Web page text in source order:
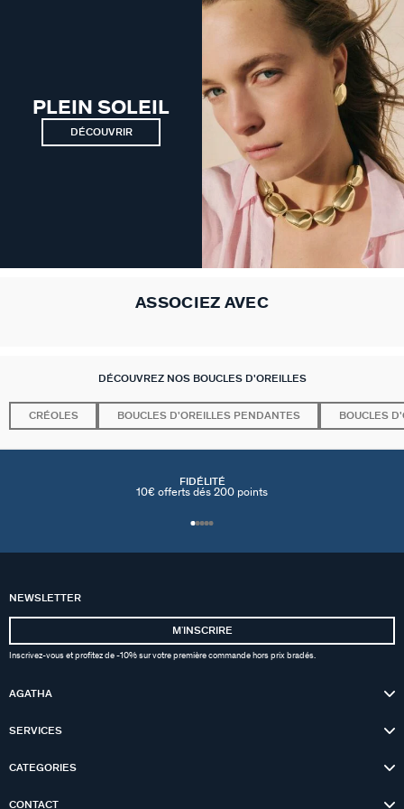
SUR LA PEAU
PLEIN SOLEIL
DÉCOUVRIR
ASSOCIEZ AVEC
DÉCOUVREZ NOS BOUCLES D'OREILLES
CRÉOLES BOUCLES D'OREILLES PENDANTES BOUCLES
FIDÉLITÉ
10€ offerts dés 200 points
NEWSLETTER
MʼINSCRIRE
Inscrivez-vous et profitez de -10% sur votre première commande hors prix bradés.
AGATHA
SERVICES
CATEGORIES
CONTACT